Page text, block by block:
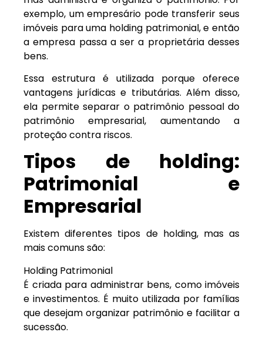
exemplo, um empresário pode transferir seus
imóveis para uma holding patrimonial, e então
a empresa passa a ser a proprietária desses
bens.
Essa estrutura é utilizada porque oferece
vantagens jurídicas e tributárias. Além disso,
ela permite separar o patrimônio pessoal do
patrimônio empresarial, aumentando a
proteção contra riscos.
Tipos de holding:
Patrimonial e
Empresarial
Existem diferentes tipos de holding, mas as
mais comuns são:
Holding Patrimonial
É criada para administrar bens, como imóveis
e investimentos. É muito utilizada por famílias
que desejam organizar patrimônio e facilitar a
sucessão.